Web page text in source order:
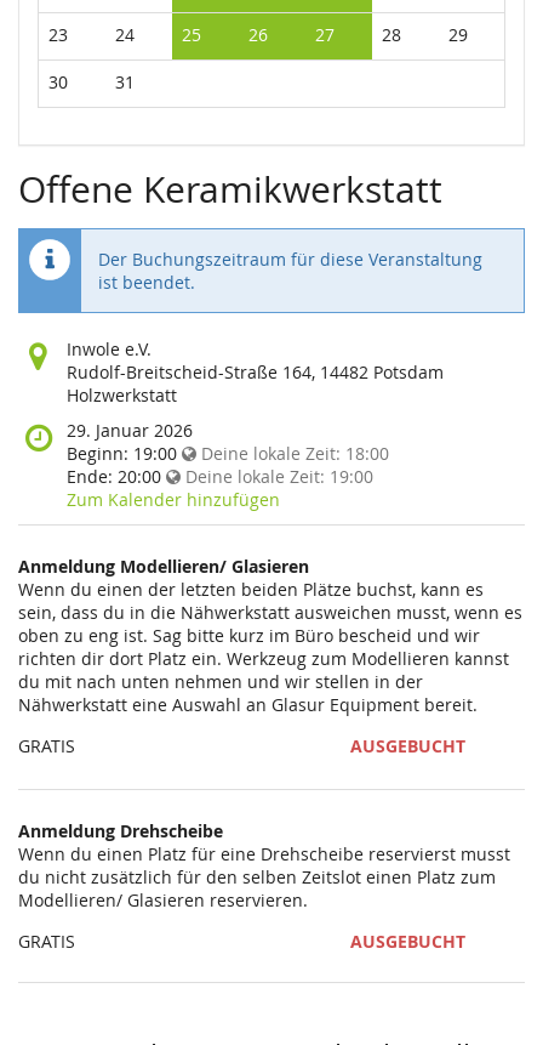
23 24 25 26 27 28 29
30 31
Offene Keramikwerkstatt
Der Buchungszeitraum für diese Veranstaltung
ist beendet.
Wo
findet
diese
statt?
Inwole e.V.
Rudolf-Breitscheid-Straße 164, 14482 Potsdam
Holzwerkstatt
Wann
findet
diese
Veranstaltung
statt?
29. Januar 2026
Beginn: 19:00 Deine lokale Zeit: 18:00
Ende: 20:00 Deine lokale Zeit: 19:00
Zum Kalender hinzufügen
Anmeldung Modellieren/ Glasieren
Wenn du einen der letzten beiden Plätze buchst, kann es
sein, dass du in die Nähwerkstatt ausweichen musst, wenn es
oben zu eng ist. Sag bitte kurz im Büro bescheid und wir
richten dir dort Platz ein. Werkzeug zum Modellieren kannst
du mit nach unten nehmen und wir stellen in der
Nähwerkstatt eine Auswahl an Glasur Equipment bereit.
GRATIS
AUSGEBUCHT
Anmeldung Drehscheibe
Wenn du einen Platz für eine Drehscheibe reservierst musst
du nicht zusätzlich für den selben Zeitslot einen Platz zum
Modellieren/ Glasieren reservieren.
GRATIS
AUSGEBUCHT